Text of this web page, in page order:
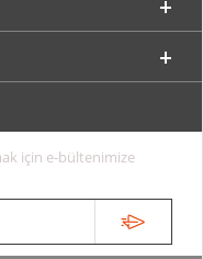
için e-bültenimize